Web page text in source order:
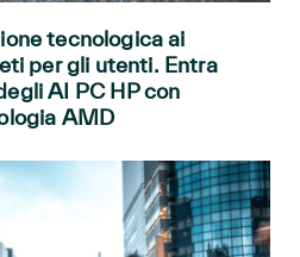
tecnologica ai
per gli utenti. Entra
AI PC HP con
AMD